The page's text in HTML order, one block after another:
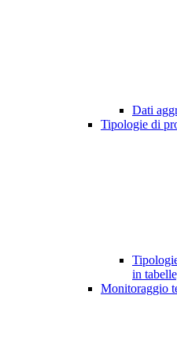
Dati
Tipologie di
in
Monitoraggio